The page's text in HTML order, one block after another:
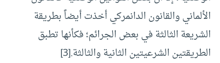
الألماني والقانون الدانمركي أخذت أيضاً بطريقة
الشريعة الثالثة في بعض الجرائم؛ فكأنها تطبق
الطريقتين الشرعيتين الثانية والثالثة.[3]